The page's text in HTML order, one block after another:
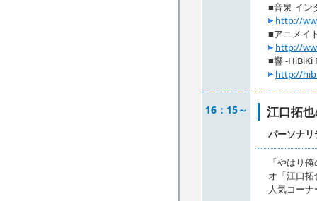
■音泉 イン
http://
■アニメイ
http://
■響 -HiBiKi
http://
16：15～ 江口拓
パーソナリ
「やはり
オ「江口
人気コー